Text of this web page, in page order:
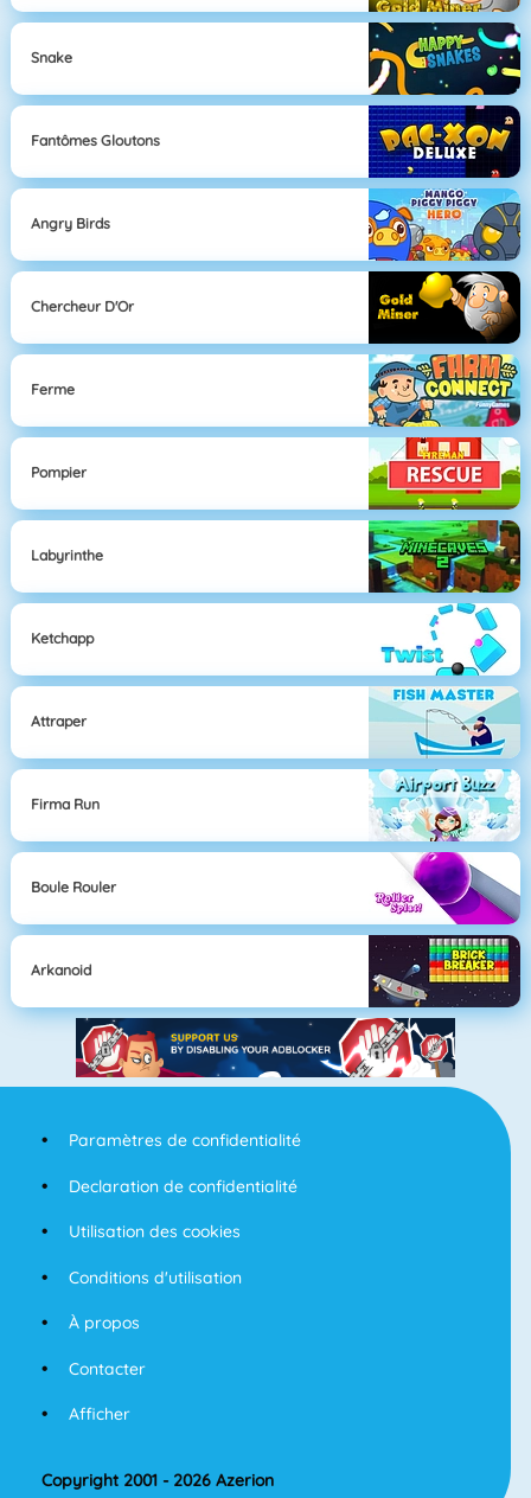
Snake
Fantômes Gloutons
Angry Birds
Chercheur D'Or
Ferme
Pompier
Labyrinthe
Ketchapp
Attraper
Firma Run
Boule Rouler
Arkanoid
Paramètres de confidentialité
Declaration de confidentialité
Utilisation des cookies
Conditions d'utilisation
À propos
Contacter
Afficher
Copyright 2001 - 2026 Azerion